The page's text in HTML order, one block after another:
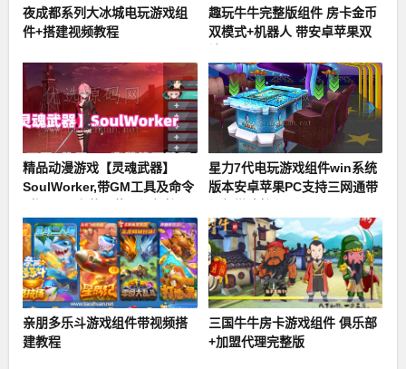
夜成都系列大冰城电玩游戏组
件+搭建视频教程
趣玩牛牛完整版组件 房卡金币
双模式+机器人 带安卓苹果双
精品动漫游戏【灵魂武器】
SoulWorker,带GM工具及命令
星力7代电玩游戏组件win系统
版本安卓苹果PC支持三网通带
亲朋多乐斗游戏组件带视频搭
建教程
三国牛牛房卡游戏组件 俱乐部
+加盟代理完整版